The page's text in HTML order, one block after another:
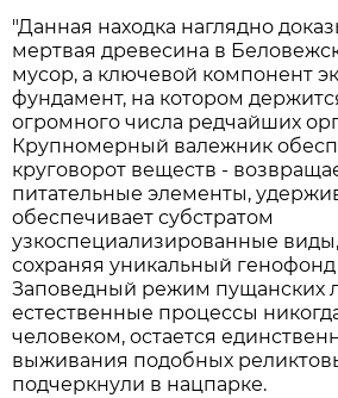
"Данная находка наглядно
мертвая древесина в
мусор, а ключевой компонент
фундамент, на котором
огромного числа редчайших
Крупномерный валежник
круговорот веществ -
питательные элементы,
обеспечивает субстратом
узкоспециализированные
сохраняя уникальный
Заповедный режим пущанских
естественные процессы
человеком, остается
выживания подобных
подчеркнули в нацпарке.